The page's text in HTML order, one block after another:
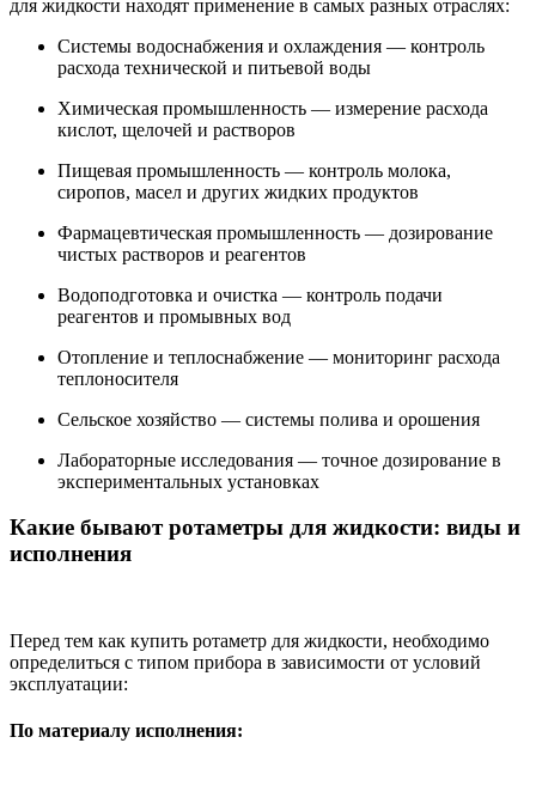
для жидкости находят применение в самых разных отраслях:
Системы водоснабжения и охлаждения — контроль
расхода технической и питьевой воды
Химическая промышленность — измерение расхода
кислот, щелочей и растворов
Пищевая промышленность — контроль молока,
сиропов, масел и других жидких продуктов
Фармацевтическая промышленность — дозирование
чистых растворов и реагентов
Водоподготовка и очистка — контроль подачи
реагентов и промывных вод
Отопление и теплоснабжение — мониторинг расхода
теплоносителя
Сельское хозяйство — системы полива и орошения
Лабораторные исследования — точное дозирование в
экспериментальных установках
Какие бывают ротаметры для жидкости: виды и
исполнения
Перед тем как купить ротаметр для жидкости, необходимо
определиться с типом прибора в зависимости от условий
эксплуатации:
По материалу исполнения: